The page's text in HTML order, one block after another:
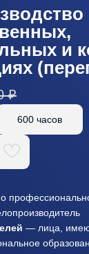
и
₽
600 часов
— лица,